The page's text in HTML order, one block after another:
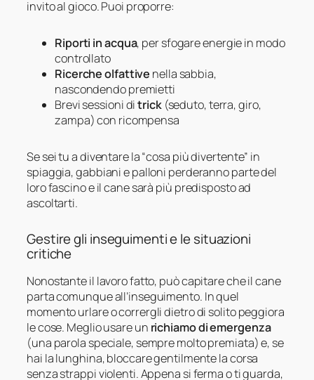
invito al gioco. Puoi proporre:
Riporti in acqua, per sfogare energie in modo
controllato
Ricerche olfattive nella sabbia,
nascondendo premietti
Brevi sessioni ditrick(seduto, terra, giro,
zampa) con ricompensa
Se sei tu a diventare la “cosa più divertente” in
spiaggia, gabbiani e palloni perderanno parte del
loro fascino e il cane sarà più predisposto ad
ascoltarti.
Gestire gli inseguimenti e le situazioni
critiche
Nonostante il lavoro fatto, può capitare che il cane
parta comunque all’inseguimento. In quel
momento urlare o corrergli dietro di solito peggiora
le cose. Meglio usare un richiamo di emergenza
(una parola speciale, sempre molto premiata) e, se
hai la lunghina, bloccare gentilmente la corsa
senza strappi violenti. Appena si ferma o ti guarda,